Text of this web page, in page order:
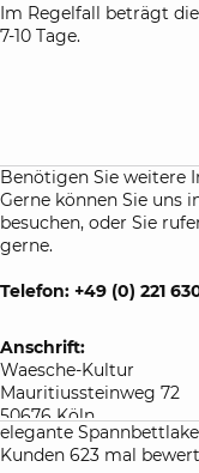
Im Regelfall beträgt
7-10 Tage.
Benötigen Sie weitere
Gerne können Sie uns
besuchen, oder Sie
gerne.
Telefon: +49 (0) 221
Anschrift:
Waesche-Kultur
Mauritiussteinweg 72
50676 Köln
Deutschland
Samstag: 10:00 - 16:00
elegante
Kunden 623 mal